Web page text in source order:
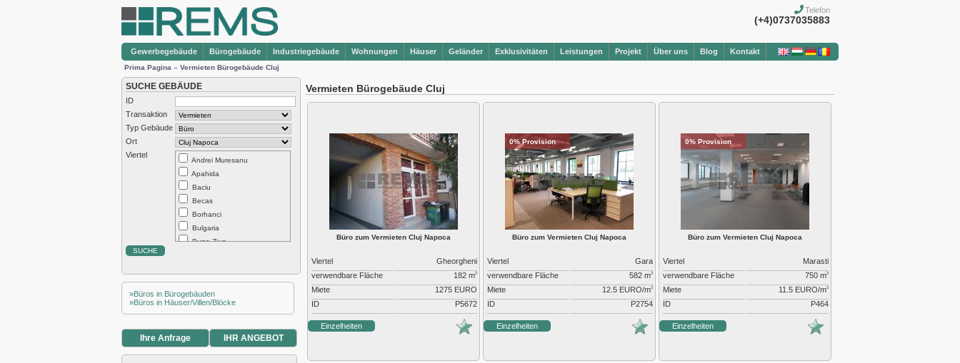
Telefon
(+4)0737035883
Gewerbegebäude Bürogebäude Industriegebäude Wohnungen Häuser Geländer Exklusivitäten Leistungen Projekt Über uns Blog Kontakt
Prima Pagina » Vermieten Bürogebäude Cluj
SUCHE GEBÄUDE
ID
Transaktion
Typ Gebäude
Ort
Viertel
Andrei Muresanu
Apahida
Baciu
Becas
Borhanci
Bulgaria
Buna Ziua
Dambul Rotund
Europa
Exterior Sud
Exterior Vest
»Büros in Bürogebäuden
»Büros in Häuser/Villen/Blöcke
Ihre Anfrage IHR ANGEBOT
Vermieten Bürogebäude Cluj
Büro zum Vermieten Cluj Napoca
Viertel
Gheorgheni
verwendbare Fläche
182 m2
Miete
1275 EURO
ID
P5672
Einzelheiten
0% Provision
Büro zum Vermieten Cluj Napoca
Viertel
Gara
verwendbare Fläche
582 m2
Miete 12.5 EURO/m2
ID P2754
Einzelheiten
0% Provision
Büro zum Vermieten Cluj Napoca
Viertel
Marasti
verwendbare Fläche
750 m2
Miete 11.5 EURO/m2
ID P464
Einzelheiten